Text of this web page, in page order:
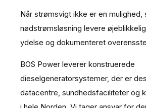
Når strømsvigt ikke er en mulighed,
nødstrømsløsning levere
ydelse og dokumenteret
BOS Power leverer konstruerede
dieselgeneratorsystemer, der er
datacentre, sundhedsfaciliteter og